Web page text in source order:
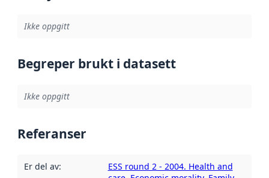
Ikke oppgitt
Begreper brukt i datasett
Ikke oppgitt
Referanser
Er del av:
ESS round 2 - 2004. Health and